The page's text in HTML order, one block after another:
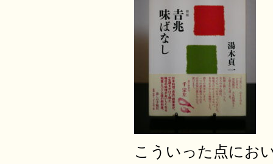
こういった点にお